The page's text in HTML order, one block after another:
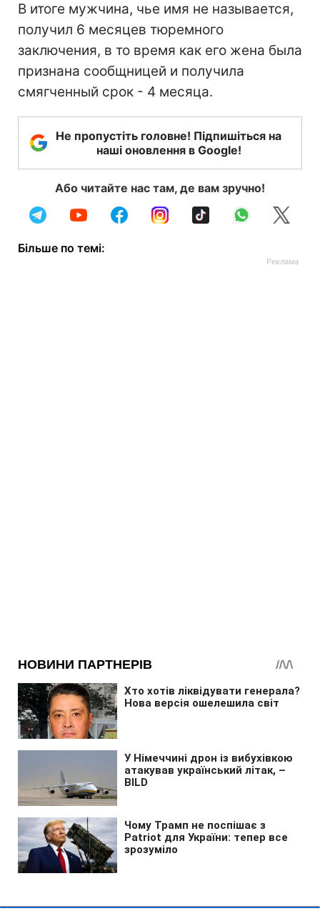
В итоге мужчина, чье имя не называется,
получил 6 месяцев тюремного
заключения, в то время как его жена была
признана сообщницей и получила
смягченный срок - 4 месяца.
Не пропустіть головне! Підпишіться на
наші оновлення в Google!
Або читайте нас там, де вам зручно!
Більше по темі: